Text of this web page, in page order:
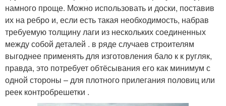
намного проще. Можно использовать и доски, поставив
их на ребро и, если есть такая необходимость, набрав
требуемую толщину лаги из нескольких соединенных
между собой деталей . в ряде случаев строителям
выгоднее применять для изготовления бало к к ругляк,
правда, это потребует обтёсывания его как минимум с
одной стороны – для плотного прилегания половиц или
реек контробрешетки .